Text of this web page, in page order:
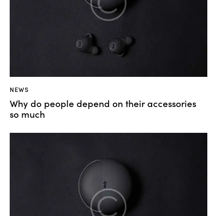
NEWS
Why do people depend on their accessories
so much